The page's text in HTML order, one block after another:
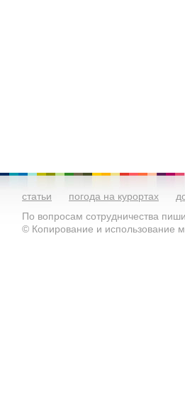
статьи погода на курортах
По вопросам сотрудничества
© Копирование и использование